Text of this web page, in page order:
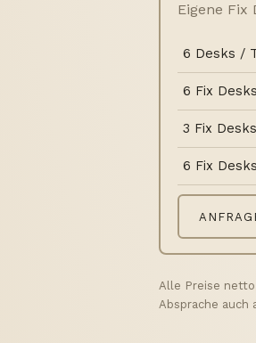
Eigene Fix
6 Desks /
6 Fix
3 Fix
6 Fix
Alle Preise
Absprache auch